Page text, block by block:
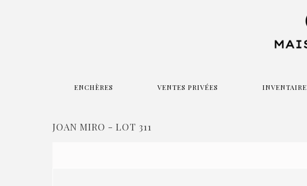
ENCHÈRES VENTES PRIVÉES INVENTAIRE
JOAN MIRO - LOT 311